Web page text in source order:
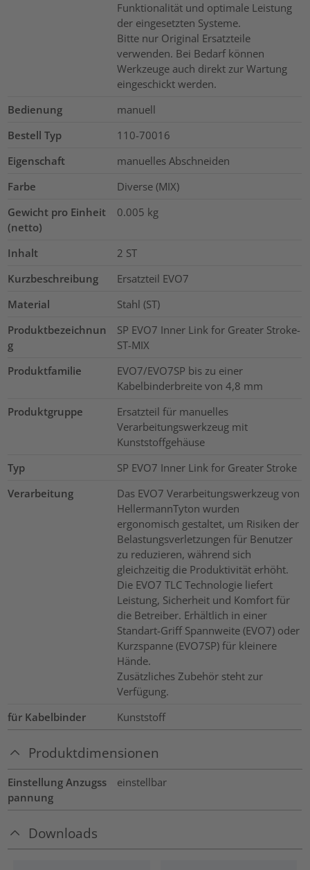
Funktionalität und optimale Leistung
der eingesetzten Systeme.
Bitte nur Original Ersatzteile
verwenden. Bei Bedarf können
Werkzeuge auch direkt zur Wartung
eingeschickt werden.
Bedienung
manuell
Bestell Typ
110-70016
Eigenschaft
manuelles Abschneiden
Farbe
Diverse (MIX)
Gewicht pro Einheit
(netto)
0.005 kg
Inhalt 2 ST
Kurzbeschreibung
Ersatzteil EVO7
Material
Stahl (ST)
Produktbezeichnun
g
SP EVO7 Inner Link for Greater Stroke-
ST-MIX
Produktfamilie
EVO7/EVO7SP bis zu einer
Kabelbinderbreite von 4,8 mm
Produktgruppe
Ersatzteil für manuelles
Verarbeitungswerkzeug mit
Kunststoffgehäuse
Typ
SP EVO7 Inner Link for Greater Stroke
Verarbeitung
Das EVO7 Verarbeitungswerkzeug von
HellermannTyton wurden
ergonomisch gestaltet, um Risiken der
Belastungsverletzungen für Benutzer
zu reduzieren, während sich
gleichzeitig die Produktivität erhöht.
Die EVO7 TLC Technologie liefert
Leistung, Sicherheit und Komfort für
die Betreiber. Erhältlich in einer
Standart-Griff Spannweite (EVO7) oder
Kurzspanne (EVO7SP) für kleinere
Hände.
Zusätzliches Zubehör steht zur
Verfügung.
für Kabelbinder
Kunststoff
Produktdimensionen
Einstellung Anzugss
pannung
einstellbar
Downloads